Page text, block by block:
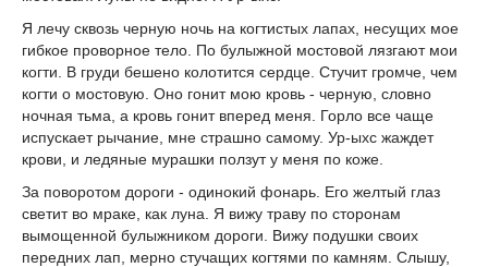
Я лечу сквозь черную ночь на когтистых лапах, несущих мое
гибкое проворное тело. По булыжной мостовой лязгают мои
когти. В груди бешено колотится сердце. Стучит громче, чем
когти о мостовую. Оно гонит мою кровь - черную, словно
ночная тьма, а кровь гонит вперед меня. Горло все чаще
испускает рычание, мне страшно самому. Ур-ыхс жаждет
крови, и ледяные мурашки ползут у меня по коже.
За поворотом дороги - одинокий фонарь. Его желтый глаз
светит во мраке, как луна. Я вижу траву по сторонам
вымощенной булыжником дороги. Вижу подушки своих
передних лап, мерно стучащих когтями по камням. Слышу,